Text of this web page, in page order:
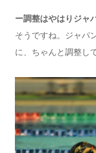
ー調整はやはりジャ
そうですね。ジャパ
に、ちゃんと調整し